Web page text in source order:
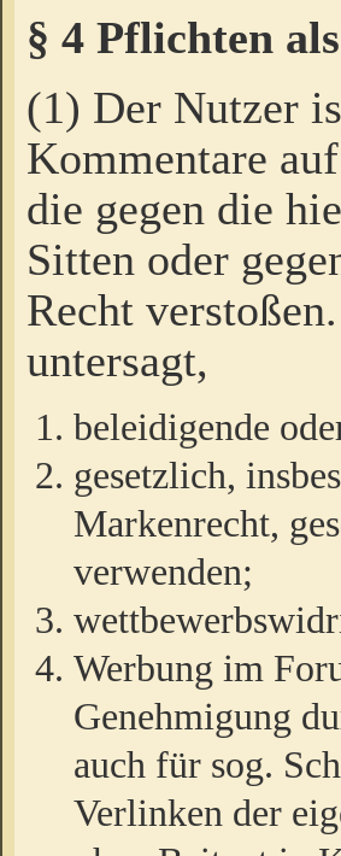
§ 4 Pflichten
(1) Der Nutzer
Kommentare
die gegen die
Sitten oder
Recht
untersagt,
beleidigende
gesetzlich,
Markenrecht,
verwenden;
Werbung im
Genehmigung
auch für sog.
Verlinken der